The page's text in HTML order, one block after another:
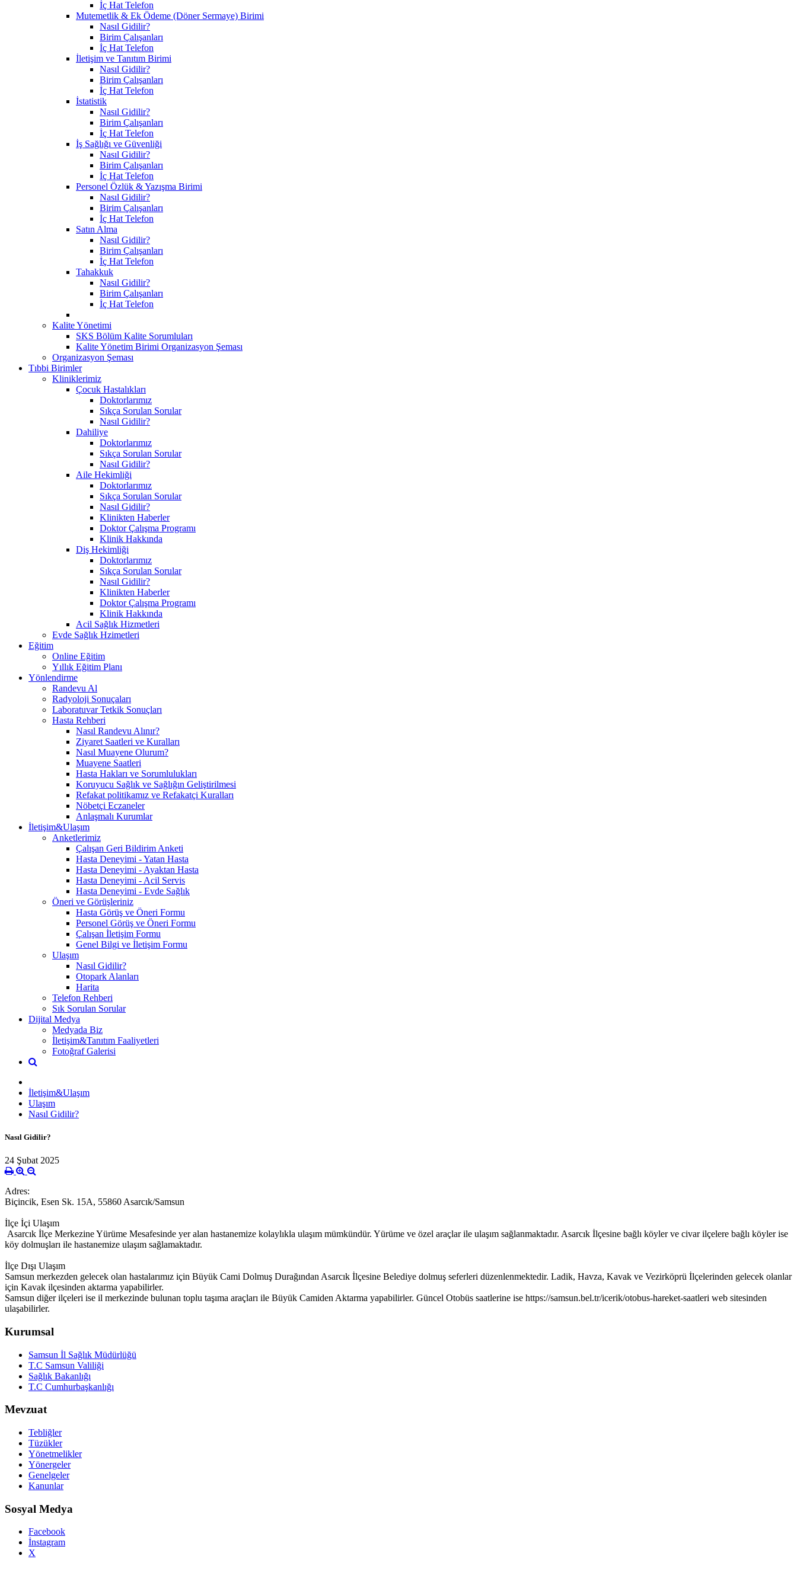
İç Hat Telefon
Mutemetlik & Ek Ödeme (Döner Sermaye) Birimi
Nasıl Gidilir?
Birim Çalışanları
İç Hat Telefon
İletişim ve Tanıtım Birimi
Nasıl Gidilir?
Birim Çalışanları
İç Hat Telefon
İstatistik
Nasıl Gidilir?
Birim Çalışanları
İç Hat Telefon
İş Sağlığı ve Güvenliği
Nasıl Gidilir?
Birim Çalışanları
İç Hat Telefon
Personel Özlük & Yazışma Birimi
Nasıl Gidilir?
Birim Çalışanları
İç Hat Telefon
Satın Alma
Nasıl Gidilir?
Birim Çalışanları
İç Hat Telefon
Tahakkuk
Nasıl Gidilir?
Birim Çalışanları
İç Hat Telefon
Kalite Yönetimi
SKS Bölüm Kalite Sorumluları
Kalite Yönetim Birimi Organizasyon Şeması
Organizasyon Şeması
Tıbbi Birimler
Kliniklerimiz
Çocuk Hastalıkları
Doktorlarımız
Sıkça Sorulan Sorular
Nasıl Gidilir?
Dahiliye
Doktorlarımız
Sıkça Sorulan Sorular
Nasıl Gidilir?
Aile Hekimliği
Doktorlarımız
Sıkça Sorulan Sorular
Nasıl Gidilir?
Klinikten Haberler
Doktor Çalışma Programı
Klinik Hakkında
Diş Hekimliği
Doktorlarımız
Sıkça Sorulan Sorular
Nasıl Gidilir?
Klinikten Haberler
Doktor Çalışma Programı
Klinik Hakkında
Acil Sağlık Hizmetleri
Evde Sağlık Hzimetleri
Eğitim
Online Eğitim
Yıllık Eğitim Planı
Yönlendirme
Randevu Al
Radyoloji Sonuçaları
Laboratuvar Tetkik Sonuçları
Hasta Rehberi
Nasıl Randevu Alınır?
Ziyaret Saatleri ve Kuralları
Nasıl Muayene Olurum?
Muayene Saatleri
Hasta Hakları ve Sorumlulukları
Koruyucu Sağlık ve Sağlığın Geliştirilmesi
Refakat politikamız ve Refakatçi Kuralları
Nöbetçi Eczaneler
Anlaşmalı Kurumlar
İletişim&Ulaşım
Anketlerimiz
Çalışan Geri Bildirim Anketi
Hasta Deneyimi - Yatan Hasta
Hasta Deneyimi - Ayaktan Hasta
Hasta Deneyimi - Acil Servis
Hasta Deneyimi - Evde Sağlık
Öneri ve Görüşleriniz
Hasta Görüş ve Öneri Formu
Personel Görüş ve Öneri Formu
Çalışan İletişim Formu
Genel Bilgi ve İletişim Formu
Ulaşım
Nasıl Gidilir?
Otopark Alanları
Harita
Telefon Rehberi
Sık Sorulan Sorular
Dijital Medya
Medyada Biz
İletişim&Tanıtım Faaliyetleri
Fotoğraf Galerisi
İletişim&Ulaşım
Ulaşım
Nasıl Gidilir?
Nasıl Gidilir?
24 Şubat 2025
Adres:
Biçincik, Esen Sk. 15A, 55860 Asarcık/Samsun
İlçe İçi Ulaşım
Asarcık İlçe Merkezine Yürüme Mesafesinde yer alan hastanemize kolaylıkla ulaşım mümkündür. Yürüme ve özel araçlar ile ulaşım sağlanmaktadır. Asarcık İlçesine bağlı köyler ve civar ilçelere bağlı köyler ise
köy dolmuşları ile hastanemize ulaşım sağlamaktadır.
İlçe Dışı Ulaşım
Samsun merkezden gelecek olan hastalarımız için Büyük Cami Dolmuş Durağından Asarcık İlçesine Belediye dolmuş seferleri düzenlenmektedir. Ladik, Havza, Kavak ve Vezirköprü İlçelerinden gelecek olanlar
için Kavak ilçesinden aktarma yapabilirler.
Samsun diğer ilçeleri ise il merkezinde bulunan toplu taşıma araçları ile Büyük Camiden Aktarma yapabilirler. Güncel Otobüs saatlerine ise https://samsun.bel.tr/icerik/otobus-hareket-saatleri web sitesinden
ulaşabilirler.
Kurumsal
Samsun İl Sağlık Müdürlüğü
T.C Samsun Valiliği
Sağlık Bakanlığı
T.C Cumhurbaşkanlığı
Mevzuat
Tebliğler
Tüzükler
Yönetmelikler
Yönergeler
Genelgeler
Kanunlar
Sosyal Medya
Facebook
İnstagram
X